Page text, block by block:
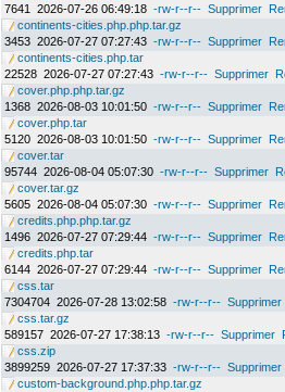
7641
2026-07-26 06:49:18 -rw-r--r-- Supprimer
continents-cities.php.php.tar.gz
3453 2026-07-27 07:27:43 -rw-r--r-- Supprimer
continents-cities.php.tar
22528 2026-07-27 07:27:43 -rw-r--r-- Supprimer
cover.php.php.tar.gz
1368 2026-08-03 10:01:50 -rw-r--r-- Supprimer
cover.php.tar
5120 2026-08-03 10:01:50 -rw-r--r-- Supprimer
cover.tar
95744 2026-08-04 05:07:30 -rw-r--r-- Supprimer
cover.tar.gz
5605 2026-08-04 05:07:30 -rw-r--r-- Supprimer
credits.php.php.tar.gz
1496 2026-07-27 07:29:44 -rw-r--r-- Supprimer
credits.php.tar
6144 2026-07-27 07:29:44 -rw-r--r-- Supprimer
css.tar
7304704 2026-07-28 13:02:58 -rw-r--r-- Supprimer
css.tar.gz
589157 2026-07-27 17:38:13 -rw-r--r-- Supprimer
css.zip
3899259 2026-07-27 17:37:33 -rw-r--r-- Supprimer
custom-background.php.php.tar.gz